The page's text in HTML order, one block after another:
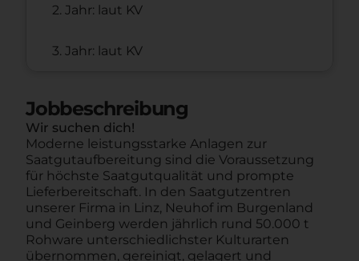
2. Jahr: laut KV
3. Jahr: laut KV
Jobbeschreibung
Wir suchen dich!
Moderne leistungsstarke Anlagen zur
Saatgutaufbereitung sind die Voraussetzung
für höchste Saatgutqualität und prompte
Lieferbereitschaft. In den Saatgutzentren
unserer Firma in Linz, Neuhof im Burgenland
und Geinberg werden jährlich rund 50.000 t
Rohware unterschiedlichster Kulturarten
übernommen, gereinigt, gelagert und